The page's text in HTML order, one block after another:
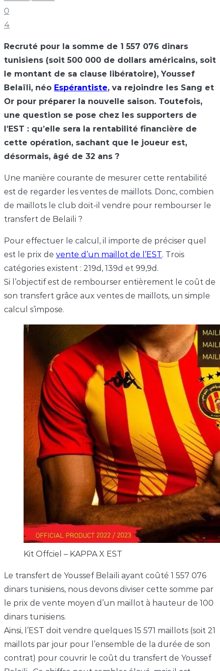
0
4
Recruté pour la somme de 1 557 076 dinars
tunisiens (soit 500 000 de dollars américains, soit
le montant de sa clause libératoire), Youssef
Belaïli, néo Espérantiste, va rejoindre les Sang et
Or pour préparer la nouvelle saison. Toutefois,
une question se pose chez les supporters de
l’EST : qu’elle sera la rentabilité financière de
cette opération, sachant que le joueur est,
désormais, âgé de 32 ans ?
Une manière courante de mesurer cette rentabilité
est de regarder les ventes de maillots. Donc, combien
de maillots le club doit-il vendre pour rembourser le
transfert de Belaïli ?
Pour effectuer le calcul, il importe de préciser quel
est le prix de vente d’un maillot de l’EST. Trois
catégories existent : 219d, 139d et 99,9d.
Si l’objectif est de rembourser entièrement le coût de
son transfert grâce aux ventes de maillots, un simple
calcul s’impose.
Kit Offciel – KAPPA X EST
Le transfert de Youssef Belaïli ayant coûté 1 557 076
dinars tunisiens, nous devons diviser cette somme par
le prix de vente moyen d’un maillot à hauteur de 100
dinars tunisiens.
Ainsi, l’EST doit vendre quelques 15 571 maillots (soit 21
maillots par jour pour l’ensemble de la durée de son
contrat) pour couvrir le coût du transfert de Youssef